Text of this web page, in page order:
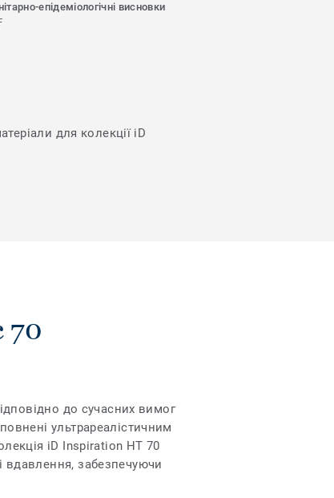
епідеміологічні висновки
для колекції iD
70
до сучасних вимог
ультрареалістичним
iD Inspiration HT 70
вдавлення, забезпечуючи